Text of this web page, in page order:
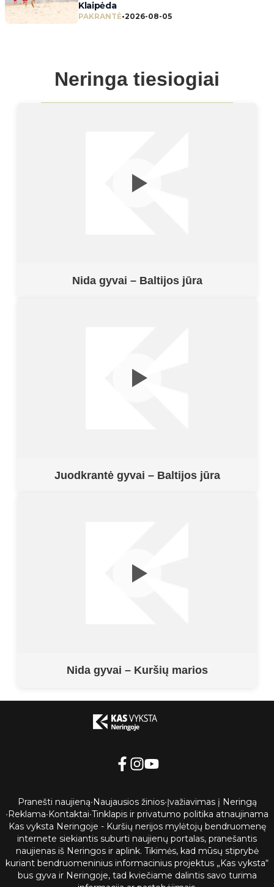
Klaipėda
PAKRANTĖ•2026-08-05
Neringa tiesiogiai
Nida gyvai – Baltijos jūra
Juodkrantė gyvai – Baltijos jūra
Nida gyvai – Kuršių marios
Pranešti naujieną•Naujausios žinios•Įvažiavimas į Neringą
•Reklama•Kontaktai•Tinklapis ir privatumo politika atnaujinama
Kas vyksta Neringoje - Kuršių nerijos mylėtojų bendruomenę
internete siekiantis suburti naujienų portalas, pranešantis
naujienas iš Neringos ir aplink. Tikimės, kad mūsų stiprybė
kuriant bendruomeninius informacinius projektus „Kas vyksta“
bus gyva ir Neringoje, tad kviečiame dalintis savo turima